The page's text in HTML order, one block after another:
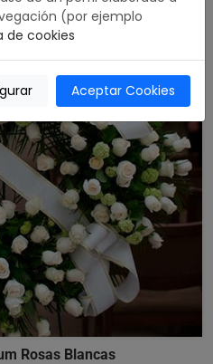
Rosas Blancas
(por ejemplo
de cookies
Aceptar Cookies